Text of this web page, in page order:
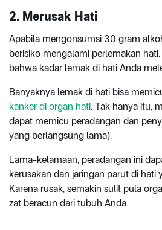
2. Merusak Hati
Apabila mengonsumsi 30 gram
berisiko mengalami perlemakan
bahwa kadar lemak di hati Anda
Banyaknya lemak di hati bisa
kanker di organ hati. Tak hanya itu,
dapat memicu peradangan dan
yang berlangsung lama).
Lama-kelamaan, peradangan ini
kerusakan dan jaringan parut di hati
Karena rusak, semakin sulit pula
zat beracun dari tubuh Anda.